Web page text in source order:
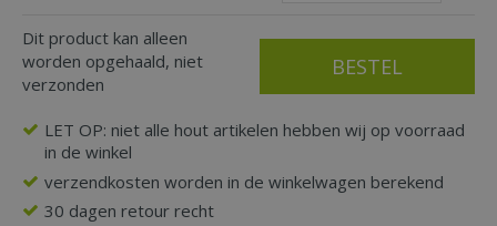
Dit product kan alleen
worden opgehaald, niet
verzonden
LET OP: niet alle hout artikelen hebben wij op voorraad
in de winkel
verzendkosten worden in de winkelwagen berekend
30 dagen retour recht